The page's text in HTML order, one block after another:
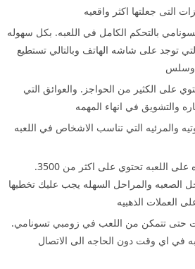
التى جعلتها اكثر واقعيه
بالتحكم الكامل في اللعبه. بكل سهوله
توجد على شاشه الهاتف وبالتالي تستطيع
وسلس
على الكثير من الحواجز. والعوائق التي
والتشويق في انهاء المهمه
والمرئيه التي تناسب الاشخاص في اللعبه
زومبي تسونامي هي عباره على اللعبه تحتوي على اكثر من 3500.
الصعبه والمراحل السهله يجب عليك تخطيها
العملات الذهبيه
حتى تتمكن من اللعب في زومبي تسونامي.
في اي وقت دون الحاجه الى الاتصال